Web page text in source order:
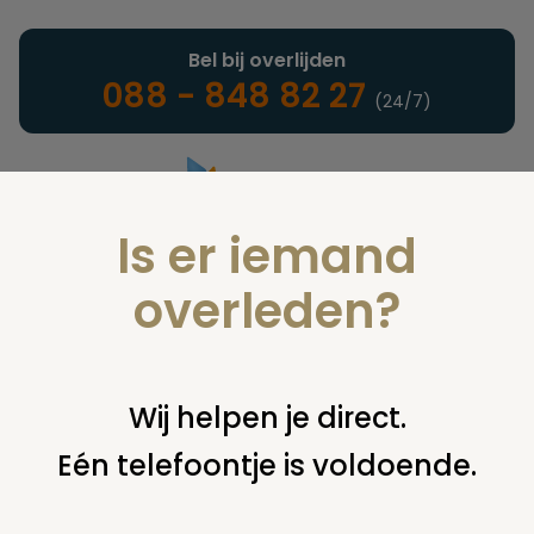
Landelijke uitvaartonderneming
Bel bij overlijden
088 - 848 82 27 (24/7)
U bent hier: home juridisch begraven verordening /
islamitisch gedeelte en verordening
Is er iemand
overleden?
Wij helpen je direct.
Eén telefoontje is voldoende.